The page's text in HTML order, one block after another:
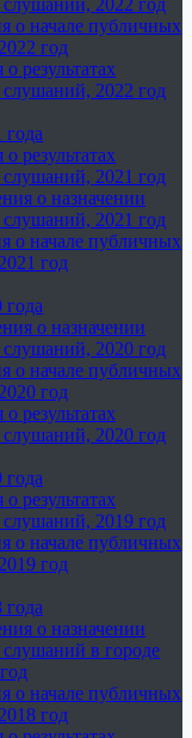
2022 год
о начале публичных
год
результатах
2022 год
результатах
2021 год
о назначении
2021 год
о начале публичных
год
о назначении
2020 год
о начале публичных
год
результатах
2020 год
результатах
2019 год
о начале публичных
год
о назначении
в городе
о начале публичных
год